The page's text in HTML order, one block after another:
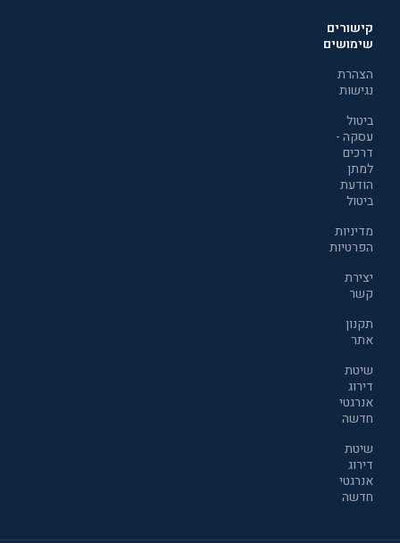
קישורים
שימושים
הצהרת
נגישות
ביטול
עסקה -
דרכים
למתן
הודעת
ביטול
מדיניות
הפרטיות
יצירת
קשר
תקנון
אתר
שיטת
דירוג
אנרגטי
חדשה
שיטת
דירוג
אנרגטי
חדשה